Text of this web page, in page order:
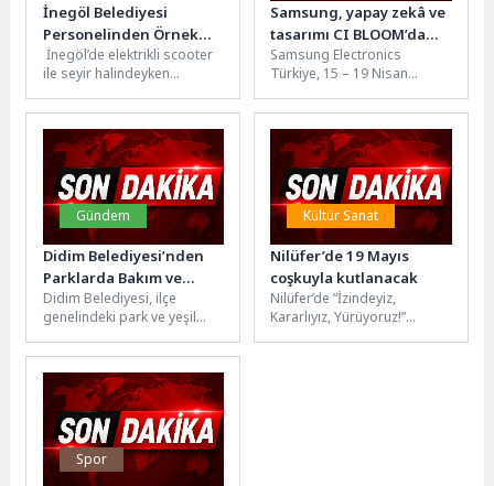
İnegöl Belediyesi
Personelinden Örnek
Davranış
İnegöl’de elektrikli scooter
ile seyir halindeyken
vatandaşın 200 bin TL’si,
belediye personelinin...
Samsung, yapay zekâ ve
tasarımı CI BLOOM’da
sanatla buluşturdu
Samsung Electronics
Türkiye, 15 – 19 Nisan
sanatseverleri çağdaş sanat
eserleriyle buluşturan CI...
Gündem
Didim Belediyesi’nden
Parklarda Bakım ve
Yenileme Çalışması
Didim Belediyesi, ilçe
genelindeki park ve yeşil
yenileme çalışmaları
gerçekleştirdi. Çalışmalar...
Kültür Sanat
Nilüfer’de 19 Mayıs
coşkuyla kutlanacak
Nilüfer’de “İzindeyiz,
Kararlıyız, Yürüyoruz!”
Spor